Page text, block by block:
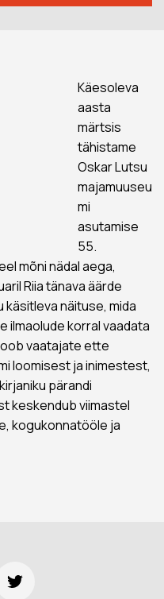
Käesoleva
aasta
märtsis
tähistame
Oskar Lutsu
majamuuseu
mi
asutamise
55.
mõni nädal aega,
Riia tänava äärde
käsitleva näituse, mida
ilmaolude korral vaadata
vaatajate ette
loomisest ja inimestest,
pärandi
keskendub viimastel
kogukonnatööle ja